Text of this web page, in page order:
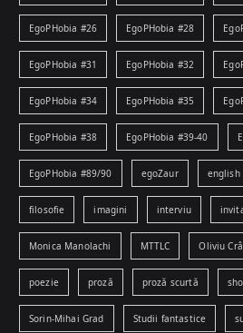
EgoPHobia #26 EgoPHobia #28
EgoPHobia #31 EgoPHobia #32
EgoPHobia #34 EgoPHobia #35
EgoPHobia #38 EgoPHobia #39-40
EgoPHobia #89/90 egoZaur english
filosofie imagini interviu
Monica Manolachi MTTLC Oliviu
poezie proză proză scurtă
Sorin-Mihai Grad Studii fantastice